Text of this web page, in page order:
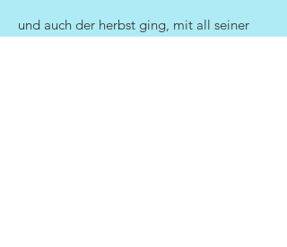
und auch der herbst ging, mit all seiner
pracht und seinen zu erntenden früchten,